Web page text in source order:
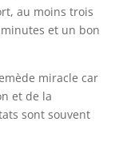
au moins trois
et un bon
miracle car
et de la
sont souvent